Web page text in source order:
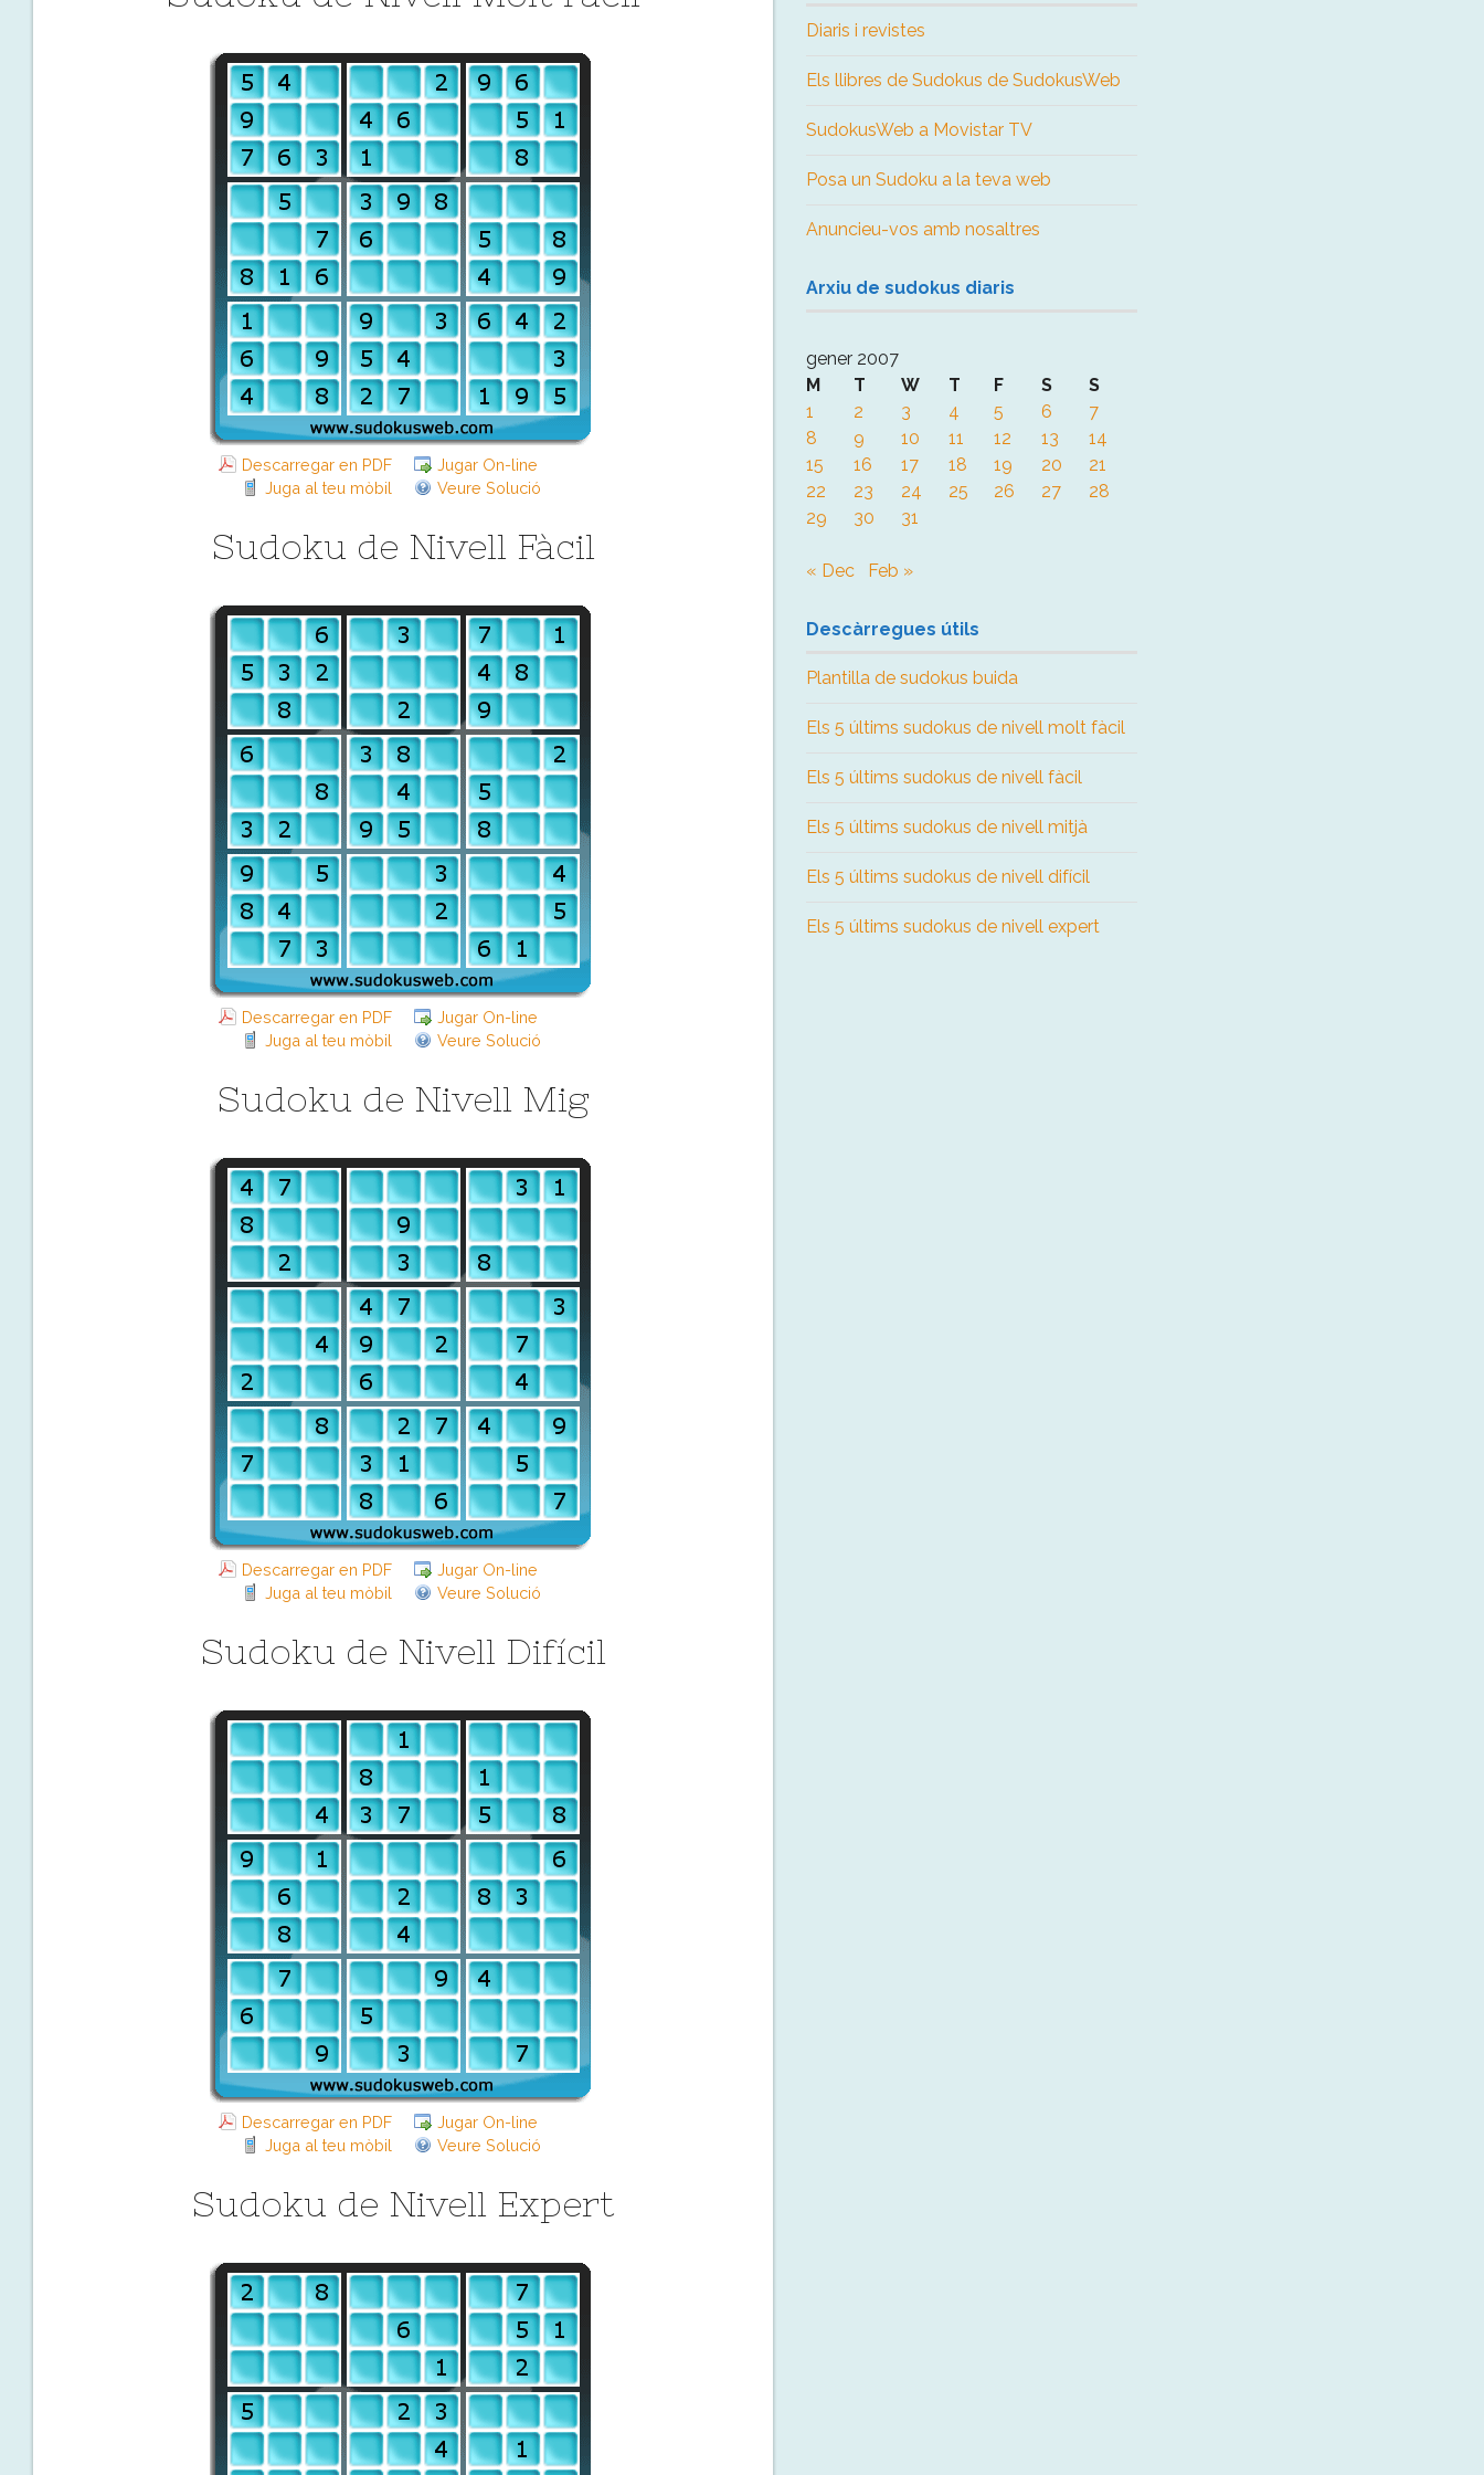
Descarregar en PDF
Jugar On-line
Juga al teu mòbil
Veure Solució
Sudoku de Nivell Fàcil
Descarregar en PDF
Jugar On-line
Juga al teu mòbil
Veure Solució
Sudoku de Nivell Mig
Descarregar en PDF
Jugar On-line
Juga al teu mòbil
Veure Solució
Sudoku de Nivell Difícil
Descarregar en PDF
Jugar On-line
Juga al teu mòbil
Veure Solució
Sudoku de Nivell Expert
Diaris i revistes
Els llibres de Sudokus de SudokusWeb
SudokusWeb a Movistar TV
Posa un Sudoku a la teva web
Anuncieu-vos amb nosaltres
Arxiu de sudokus diaris
gener 2007
M
T W T F S
S
1
2 3 4 5 6
7
8
9 10 11 12 13
14
15
16 17 18 19 20
21
22
23 24 25 26 27
28
29
30 31
« Dec Feb »
Descàrregues útils
Plantilla de sudokus buida
Els 5 últims sudokus de nivell molt fàcil
Els 5 últims sudokus de nivell fàcil
Els 5 últims sudokus de nivell mitjà
Els 5 últims sudokus de nivell difícil
Els 5 últims sudokus de nivell expert